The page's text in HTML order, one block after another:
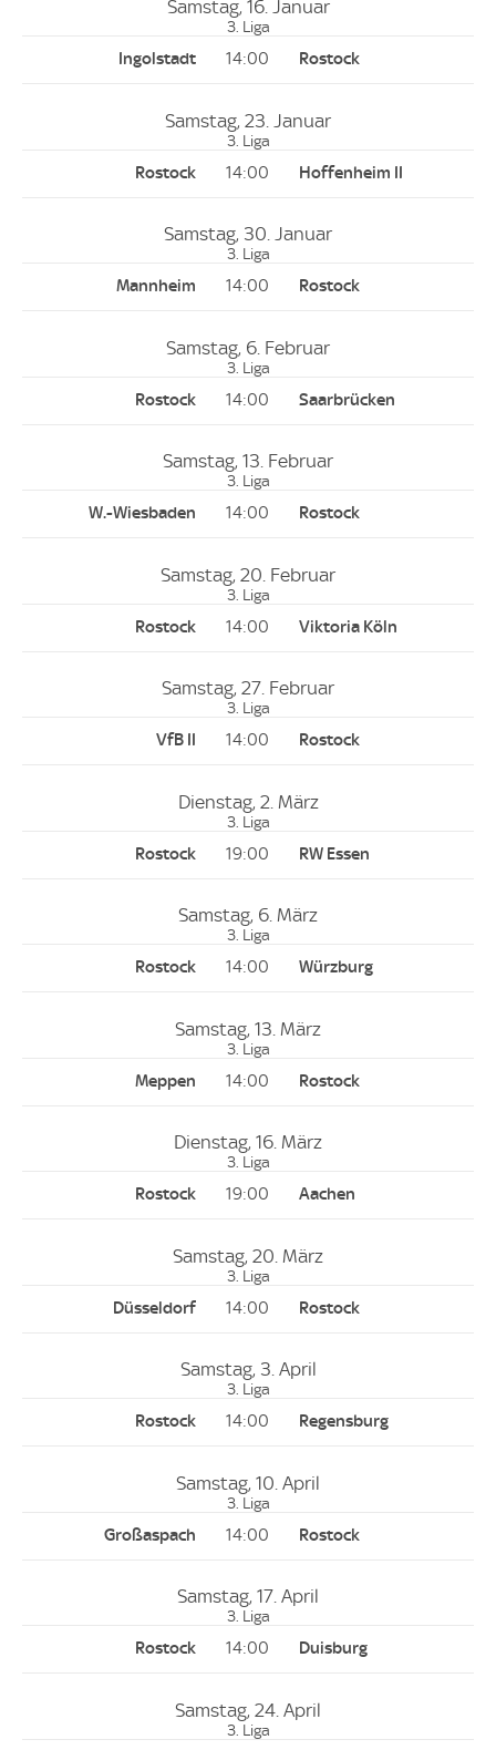
Samstag, 16. Januar
3. Liga
14:00
Samstag, 23. Januar
3. Liga
14:00
Samstag, 30. Januar
3. Liga
14:00
Samstag, 6. Februar
3. Liga
14:00
Samstag, 13. Februar
3. Liga
14:00
Samstag, 20. Februar
3. Liga
14:00
Samstag, 27. Februar
3. Liga
14:00
Dienstag, 2. März
3. Liga
19:00
Samstag, 6. März
3. Liga
14:00
Samstag, 13. März
3. Liga
14:00
Dienstag, 16. März
3. Liga
19:00
Samstag, 20. März
3. Liga
14:00
Samstag, 3. April
3. Liga
14:00
Samstag, 10. April
3. Liga
14:00
Samstag, 17. April
3. Liga
14:00
Samstag, 24. April
3. Liga